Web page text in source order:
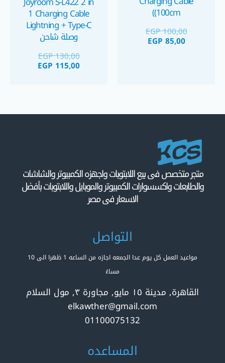
(100cm)
EGP100,00
EGP 85,00
1 Charging Cable
Lightning + Type-C
وصلة شاحن
EGP130,00
EGP 115,00
متجر متخصص فى بيع اللابتوبات واجهزه الكمبيوتر والشاشات
والطابعات واكسسوارات الكمبيوتر والموبايل واللابتوبات بأفضل
الاسعار فى مصر
التواصل
مواعيد العمل كل يوم عدا الجمعه اجازه من الساعه 1 ظهرا الى 10
مساءً
القاهرة, مدينة ١٥ مايو, مجاورة ٣, مول السلام
elkawther@gmail.com
01100075132
المساعده